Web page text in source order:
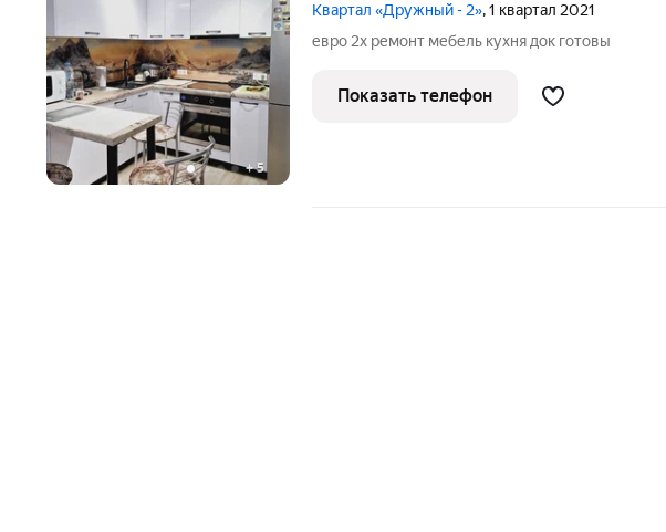
+5
Квартал «Дружный - 2», 1 квартал 2021
евро 2х ремонт мебель кухня док готовы
Показать телефон